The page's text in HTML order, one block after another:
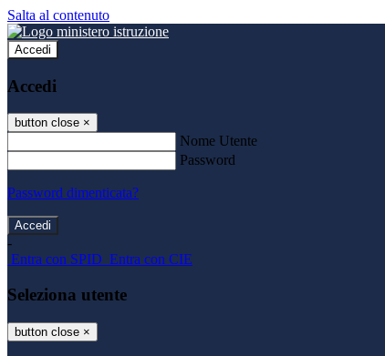
Salta al contenuto
Accedi
Accedi
button close ×
Nome Utente
Password
Password dimenticata?
-
Entra con SPID Entra con CIE
Seleziona utente
button close ×